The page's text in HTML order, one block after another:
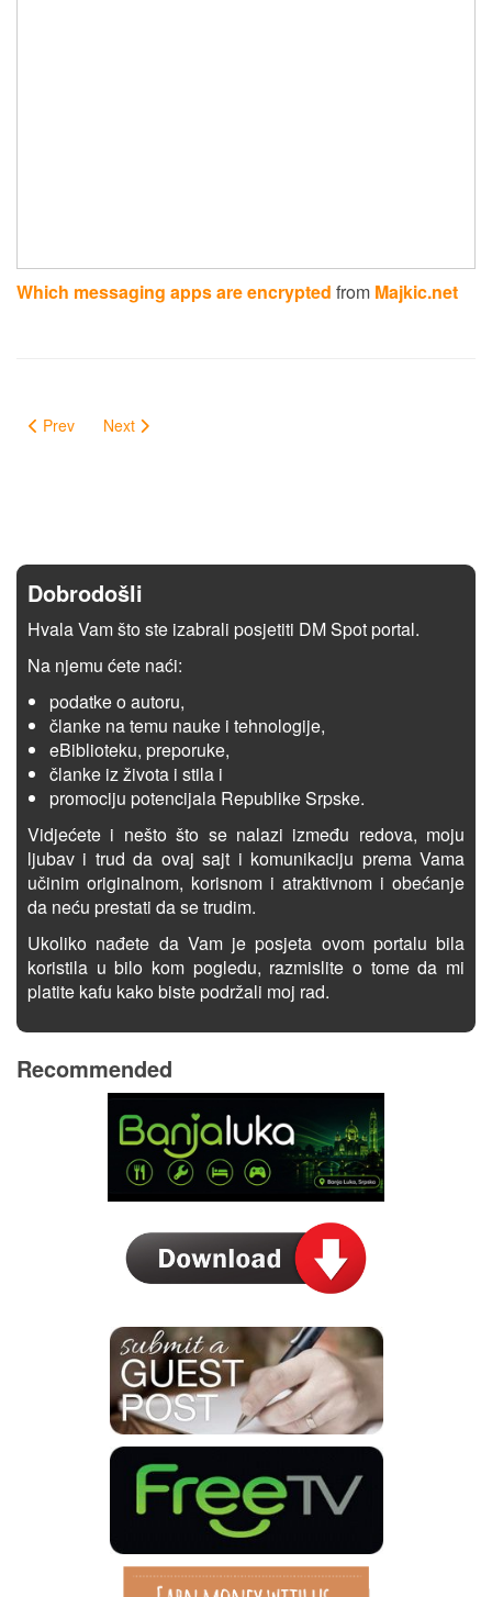
Which messaging apps are encrypted from Majkic.net
Prev Next
Dobrodošli
Hvala Vam što ste izabrali posjetiti DM Spot portal.
Na njemu ćete naći:
podatke o autoru,
članke na temu nauke i tehnologije,
eBiblioteku, preporuke,
članke iz života i stila i
promociju potencijala Republike Srpske.
Vidjećete i nešto što se nalazi između redova, moju
ljubav i trud da ovaj sajt i komunikaciju prema Vama
učinim originalnom, korisnom i atraktivnom i obećanje
da neću prestati da se trudim.
Ukoliko nađete da Vam je posjeta ovom portalu bila
koristila u bilo kom pogledu, razmislite o tome da mi
platite kafu kako biste podržali moj rad.
Recommended